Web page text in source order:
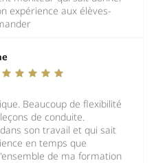
expérience aux élèves-
Beaucoup de flexibilité
de conduite.
son travail et qui sait
en temps que
de ma formation